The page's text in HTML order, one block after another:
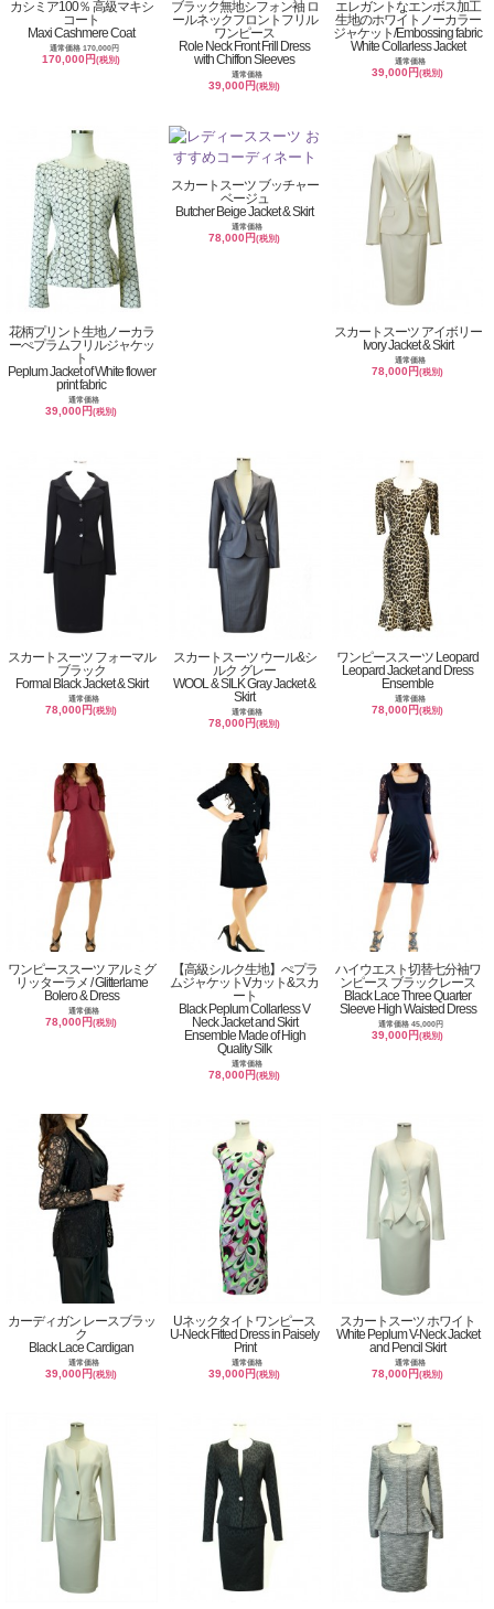
カシミア100％ 高級マキシ
コート
Maxi Cashmere Coat
通常価格 170,000円
170,000円(税別)
ブラック無地シフォン袖 ロ
ールネックフロントフリル
ワンピース
Role Neck Front Frill Dress
with Chiffon Sleeves
通常価格
39,000円(税別)
エレガントなエンボス加工
生地のホワイトノーカラー
ジャケット/Embossing fabric
White Collarless Jacket
通常価格
39,000円(税別)
花柄プリント生地ノーカラ
ーぺプラムフリルジャケッ
ト
Peplum Jacket of White flower
print fabric
通常価格
39,000円(税別)
スカートスーツ ブッチャー
ベージュ
Butcher Beige Jacket & Skirt
通常価格
78,000円(税別)
スカートスーツ アイボリー
Ivory Jacket & Skirt
通常価格
78,000円(税別)
スカートスーツ フォーマル
ブラック
Formal Black Jacket & Skirt
通常価格
78,000円(税別)
スカートスーツ ウール&シ
ルク グレー
WOOL & SILK Gray Jacket &
Skirt
通常価格
78,000円(税別)
ワンピーススーツ Leopard
Leopard Jacket and Dress
Ensemble
通常価格
78,000円(税別)
ワンピーススーツ アルミグ
リッターラメ / Glitterlame
Bolero & Dress
通常価格
78,000円(税別)
【高級シルク生地】ぺプラ
ムジャケットVカット&スカ
ート
Black Peplum Collarless V
Neck Jacket and Skirt
Ensemble Made of High
Quality Silk
通常価格
78,000円(税別)
ハイウエスト切替七分袖ワ
ンピース ブラックレース
Black Lace Three Quarter
Sleeve High Waisted Dress
通常価格 45,000円
39,000円(税別)
カーディガン レースブラッ
ク
Black Lace Cardigan
通常価格
39,000円(税別)
Uネックタイトワンピース
U-Neck Fitted Dress in Paisely
Print
通常価格
39,000円(税別)
スカートスーツ ホワイト
White Peplum V-Neck Jacket
and Pencil Skirt
通常価格
78,000円(税別)